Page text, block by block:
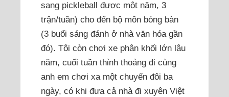
sang pickleball được một năm, 3
trận/tuần) cho đến bộ môn bóng bàn
(3 buổi sáng đánh ở nhà văn hóa gần
đó). Tôi còn chơi xe phân khối lớn lâu
năm, cuối tuần thỉnh thoảng đi cùng
anh em chơi xa một chuyến đôi ba
ngày, có khi đưa cả nhà đi xuyên Việt